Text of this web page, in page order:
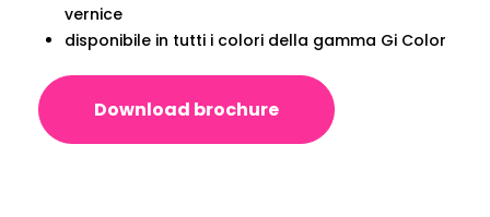
vernice
disponibile in tutti i colori della gamma Gi Color
Download brochure